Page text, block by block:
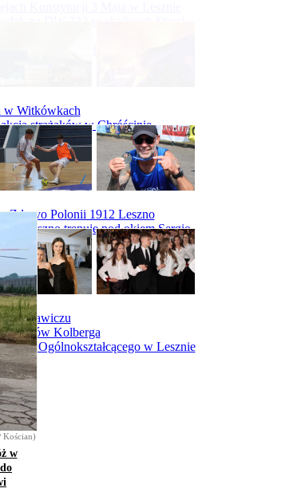
w Witkówkach
strażaków w Chróścinie
w Racocie
Zdrovo Polonii 1912 Leszno
Leszno trenuje pod okiem Sergio
w Rawiczu
Kolberga
Ogólnokształcącego w Lesznie
Kościan)
w